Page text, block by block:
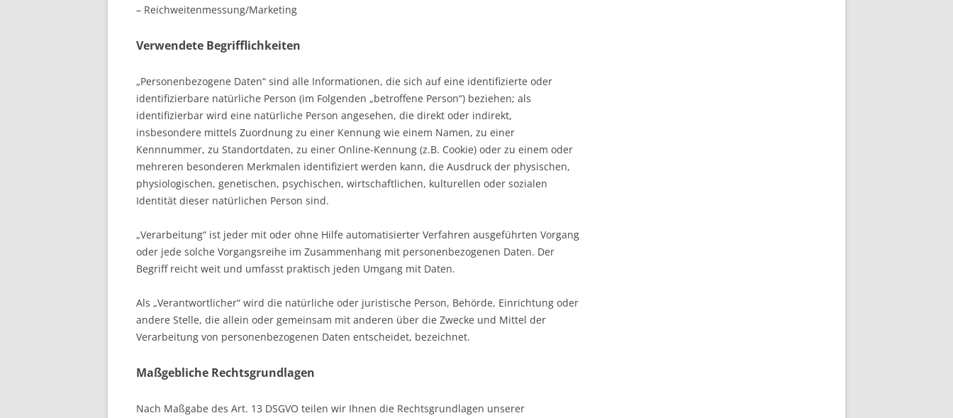
– Reichweitenmessung/Marketing
Verwendete Begrifflichkeiten
„Personenbezogene Daten“ sind alle Informationen, die sich auf eine identifizierte oder
identifizierbare natürliche Person (im Folgenden „betroffene Person“) beziehen; als
identifizierbar wird eine natürliche Person angesehen, die direkt oder indirekt,
insbesondere mittels Zuordnung zu einer Kennung wie einem Namen, zu einer
Kennnummer, zu Standortdaten, zu einer Online-Kennung (z.B. Cookie) oder zu einem oder
mehreren besonderen Merkmalen identifiziert werden kann, die Ausdruck der physischen,
physiologischen, genetischen, psychischen, wirtschaftlichen, kulturellen oder sozialen
Identität dieser natürlichen Person sind.
„Verarbeitung“ ist jeder mit oder ohne Hilfe automatisierter Verfahren ausgeführten Vorgang
oder jede solche Vorgangsreihe im Zusammenhang mit personenbezogenen Daten. Der
Begriff reicht weit und umfasst praktisch jeden Umgang mit Daten.
Als „Verantwortlicher“ wird die natürliche oder juristische Person, Behörde, Einrichtung oder
andere Stelle, die allein oder gemeinsam mit anderen über die Zwecke und Mittel der
Verarbeitung von personenbezogenen Daten entscheidet, bezeichnet.
Maßgebliche Rechtsgrundlagen
Nach Maßgabe des Art. 13 DSGVO teilen wir Ihnen die Rechtsgrundlagen unserer